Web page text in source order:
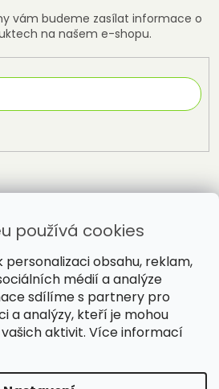
používá cookies
personalizaci obsahu, reklam,
médií a analýze
sdílíme s partnery pro
a analýzy, kteří je mohou
aktivit. Více informací
vám budeme zasílat informace o
na našem e-shopu.
Vytvořil Shoptet